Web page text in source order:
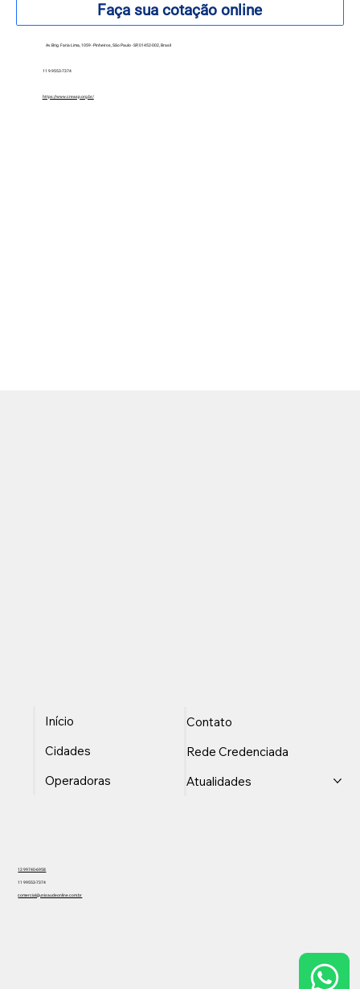
Av. Brig. Faria Lima, 1059 - Pinheiros, São Paulo - SP, 01452-002, Brasil
11 9.9553-7374
https://www.creasp.org.br/
Faça sua cotação online
Início
Cidades
Operadoras
Contato
Rede Credenciada
Atualidades
12 99740-6958
11 99553-7374
comercial@unisaudeonline.com.br